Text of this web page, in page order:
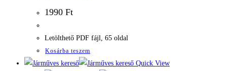
1990 Ft
Letölthető PDF fájl, 65 oldal
Kosárba teszem
Quick View